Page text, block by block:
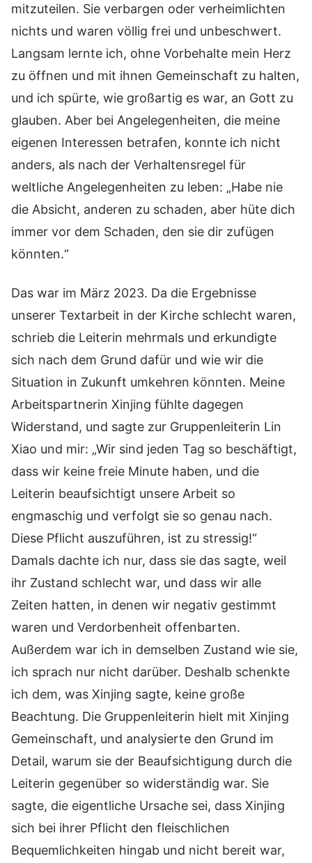
mitzuteilen. Sie verbargen oder verheimlichten
nichts und waren völlig frei und unbeschwert.
Langsam lernte ich, ohne Vorbehalte mein Herz
zu öffnen und mit ihnen Gemeinschaft zu halten,
und ich spürte, wie großartig es war, an Gott zu
glauben. Aber bei Angelegenheiten, die meine
eigenen Interessen betrafen, konnte ich nicht
anders, als nach der Verhaltensregel für
weltliche Angelegenheiten zu leben: „Habe nie
die Absicht, anderen zu schaden, aber hüte dich
immer vor dem Schaden, den sie dir zufügen
könnten.“
Das war im März 2023. Da die Ergebnisse
unserer Textarbeit in der Kirche schlecht waren,
schrieb die Leiterin mehrmals und erkundigte
sich nach dem Grund dafür und wie wir die
Situation in Zukunft umkehren könnten. Meine
Arbeitspartnerin Xinjing fühlte dagegen
Widerstand, und sagte zur Gruppenleiterin Lin
Xiao und mir: „Wir sind jeden Tag so beschäftigt,
dass wir keine freie Minute haben, und die
Leiterin beaufsichtigt unsere Arbeit so
engmaschig und verfolgt sie so genau nach.
Diese Pflicht auszuführen, ist zu stressig!“
Damals dachte ich nur, dass sie das sagte, weil
ihr Zustand schlecht war, und dass wir alle
Zeiten hatten, in denen wir negativ gestimmt
waren und Verdorbenheit offenbarten.
Außerdem war ich in demselben Zustand wie sie,
ich sprach nur nicht darüber. Deshalb schenkte
ich dem, was Xinjing sagte, keine große
Beachtung. Die Gruppenleiterin hielt mit Xinjing
Gemeinschaft, und analysierte den Grund im
Detail, warum sie der Beaufsichtigung durch die
Leiterin gegenüber so widerständig war. Sie
sagte, die eigentliche Ursache sei, dass Xinjing
sich bei ihrer Pflicht den fleischlichen
Bequemlichkeiten hingab und nicht bereit war,